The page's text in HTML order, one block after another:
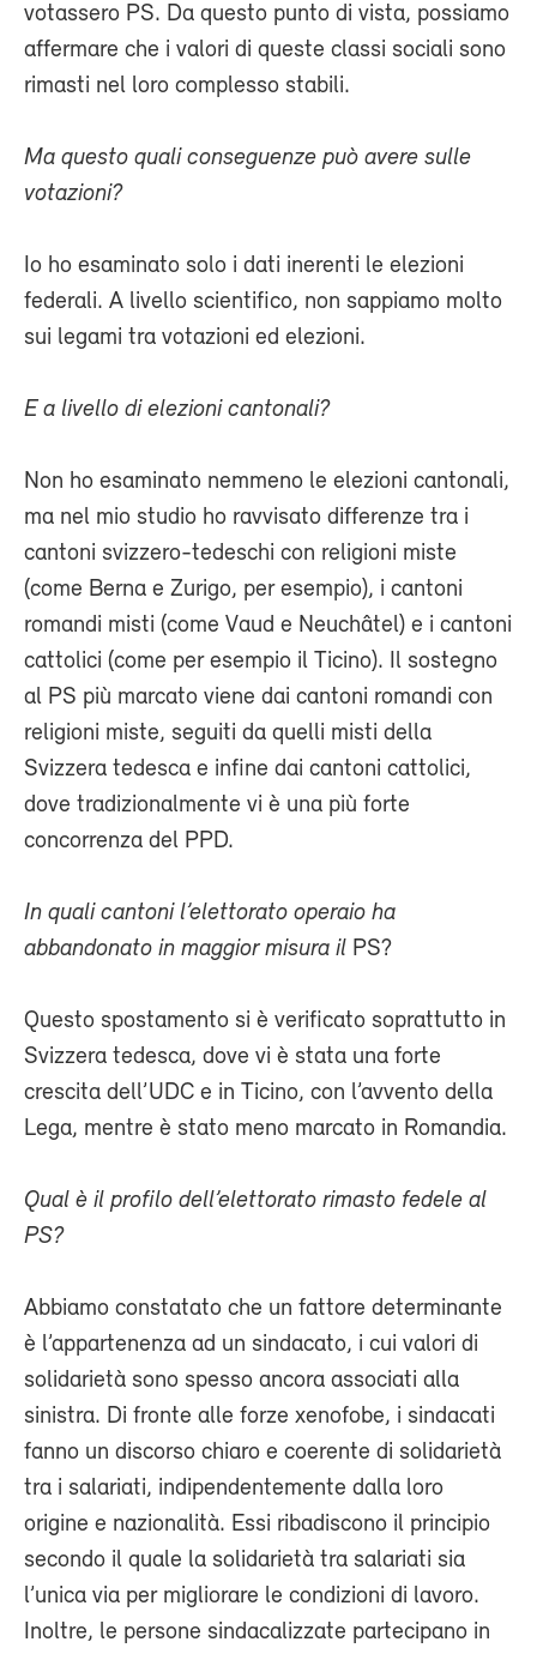
votassero PS. Da questo punto di vista, possiamo
affermare che i valori di queste classi sociali sono
rimasti nel loro complesso stabili.
Ma questo quali conseguenze può avere sulle
votazioni?
Io ho esaminato solo i dati inerenti le elezioni
federali. A livello scientifico, non sappiamo molto
sui legami tra votazioni ed elezioni.
E a livello di elezioni cantonali?
Non ho esaminato nemmeno le elezioni cantonali,
ma nel mio studio ho ravvisato differenze tra i
cantoni svizzero-tedeschi con religioni miste
(come Berna e Zurigo, per esempio), i cantoni
romandi misti (come Vaud e Neuchâtel) e i cantoni
cattolici (come per esempio il Ticino). Il sostegno
al PS più marcato viene dai cantoni romandi con
religioni miste, seguiti da quelli misti della
Svizzera tedesca e infine dai cantoni cattolici,
dove tradizionalmente vi è una più forte
concorrenza del PPD.
In quali cantoni l’elettorato operaio ha
abbandonato in maggior misura il PS?
Questo spostamento si è verificato soprattutto in
Svizzera tedesca, dove vi è stata una forte
crescita dell’UDC e in Ticino, con l’avvento della
Lega, mentre è stato meno marcato in Romandia.
Qual è il profilo dell’elettorato rimasto fedele al
PS?
Abbiamo constatato che un fattore determinante
è l’appartenenza ad un sindacato, i cui valori di
solidarietà sono spesso ancora associati alla
sinistra. Di fronte alle forze xenofobe, i sindacati
fanno un discorso chiaro e coerente di solidarietà
tra i salariati, indipendentemente dalla loro
origine e nazionalità. Essi ribadiscono il principio
secondo il quale la solidarietà tra salariati sia
l’unica via per migliorare le condizioni di lavoro.
Inoltre, le persone sindacalizzate partecipano in